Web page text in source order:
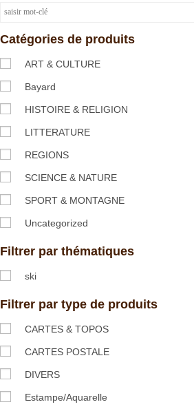
Catégories de produits
ART & CULTURE
Bayard
HISTOIRE & RELIGION
LITTERATURE
REGIONS
SCIENCE & NATURE
SPORT & MONTAGNE
Uncategorized
Filtrer par thématiques
ski
Filtrer par type de produits
CARTES & TOPOS
CARTES POSTALE
DIVERS
Estampe/Aquarelle